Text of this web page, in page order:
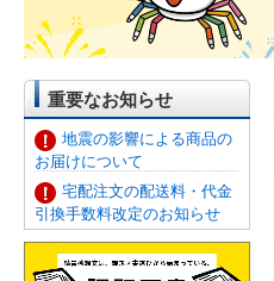
重要なお知らせ
地震の影響による商品の
お届けについて
宅配注文の配送料・代金
引換手数料改定のお知らせ